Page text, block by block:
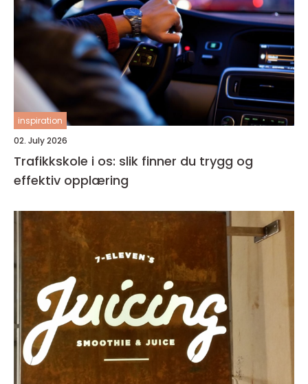
inspiration
02. July 2026
Trafikkskole i os: slik finner du trygg og
effektiv opplæring